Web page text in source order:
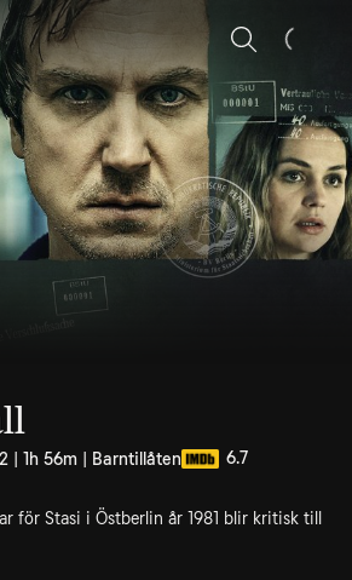
Sök
| 1h 56m | Barntillåten 6.7
för Stasi i Östberlin år 1981 blir kritisk till